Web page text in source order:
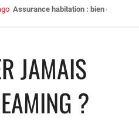
Assurance habitation : bien choisir
JAMAIS
?